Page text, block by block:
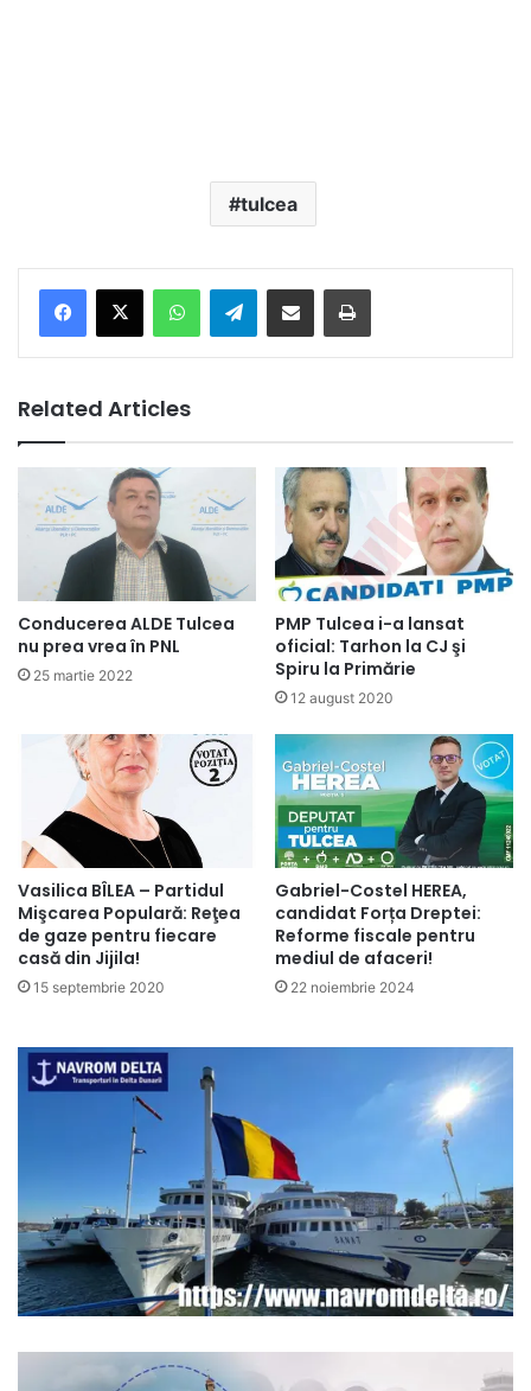
tulcea
Telegram
Related Articles
Conducerea ALDE Tulcea
nu prea vrea în PNL
25 martie 2022
PMP Tulcea i-a lansat
oficial: Tarhon la CJ şi
Spiru la Primărie
12 august 2020
Vasilica BÎLEA – Partidul
Mişcarea Populară: Reţea
de gaze pentru fiecare
casă din Jijila!
15 septembrie 2020
Gabriel-Costel HEREA,
candidat Forța Dreptei:
Reforme fiscale pentru
mediul de afaceri!
22 noiembrie 2024